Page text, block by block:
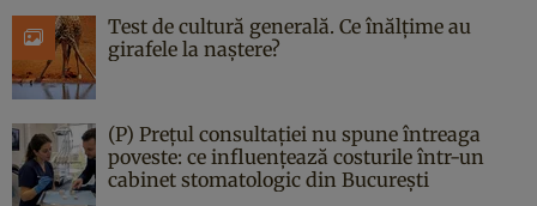
Test de cultură generală. Ce înălțime au
girafele la naștere?
(P) Prețul consultației nu spune întreaga
poveste: ce influențează costurile într-un
cabinet stomatologic din București